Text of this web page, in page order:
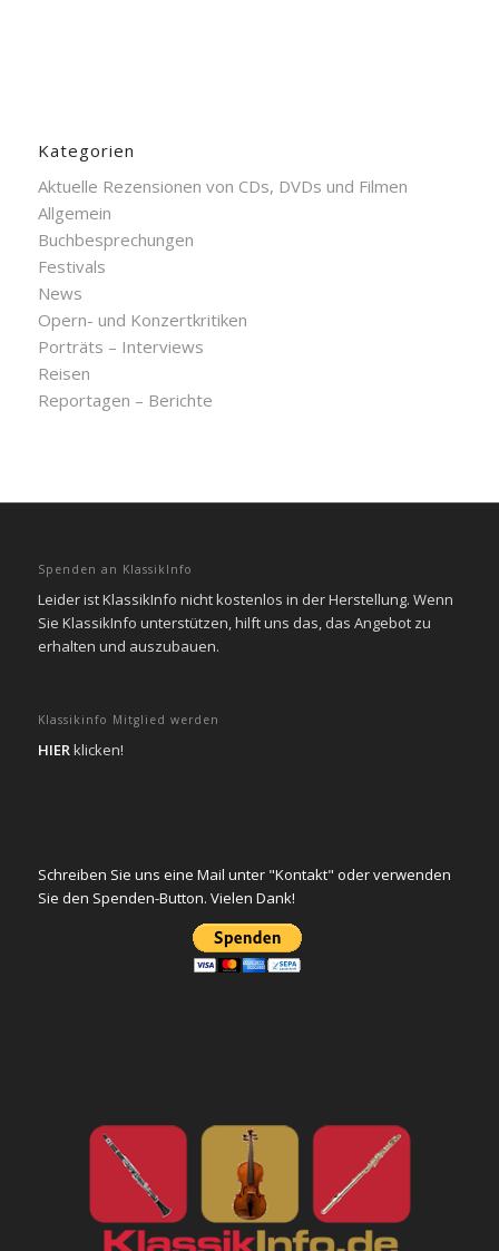
Kategorien
Aktuelle Rezensionen von CDs, DVDs und Filmen
Allgemein
Buchbesprechungen
Festivals
News
Opern- und Konzertkritiken
Porträts – Interviews
Reisen
Reportagen – Berichte
Spenden an KlassikInfo
Leider ist KlassikInfo nicht kostenlos in der Herstellung. Wenn
Sie KlassikInfo unterstützen, hilft uns das, das Angebot zu
erhalten und auszubauen.
Klassikinfo Mitglied werden
HIERklicken!
Schreiben Sie uns eine Mail unter "Kontakt" oder verwenden
Sie den Spenden-Button. Vielen Dank!